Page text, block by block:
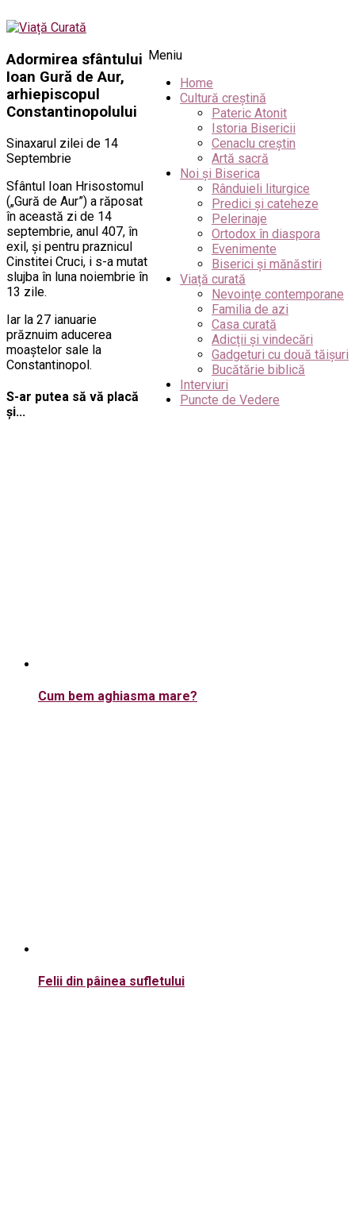
Meniu
Home
Cultură creștină
Pateric Atonit
Istoria Bisericii
Cenaclu creștin
Artă sacră
Noi și Biserica
Rânduieli liturgice
Predici și cateheze
Pelerinaje
Ortodox în diaspora
Evenimente
Biserici și mănăstiri
Viață curată
Nevoințe contemporane
Familia de azi
Casa curată
Adicții și vindecări
Gadgeturi cu două tăișuri
Bucătărie biblică
Interviuri
Puncte de Vedere
Adormirea sfântului
Ioan Gură de Aur,
arhiepiscopul
Constantinopolului
Sinaxarul zilei de 14
Septembrie
Sfântul Ioan Hrisostomul
(„Gură de Aur”) a răposat
în această zi de 14
septembrie, anul 407, în
exil, şi pentru praznicul
Cinstitei Cruci, i s-a mutat
slujba în luna noiembrie în
13 zile.
Iar la 27 ianuarie
prăznuim aducerea
moaştelor sale la
Constantinopol.
S-ar putea să vă placă
și...
Cum bem aghiasma mare?
Felii din pâinea sufletului